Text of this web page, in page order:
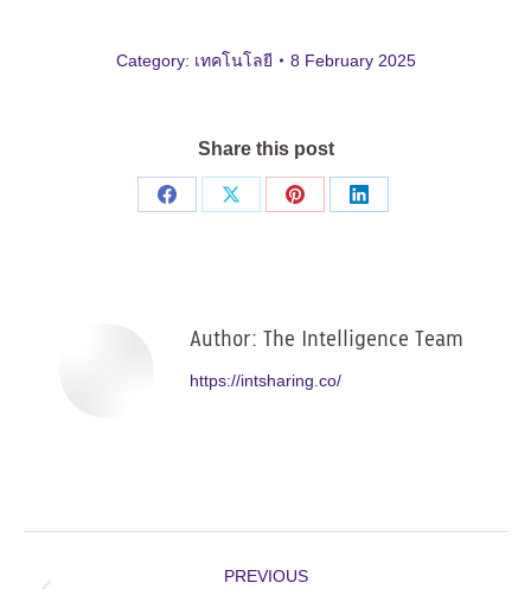
Category: เทคโนโลยี 8 February 2025
Share this post
Share
Share
Share
Share
Author: The Intelligence Team
https://intsharing.co/
PREVIOUS